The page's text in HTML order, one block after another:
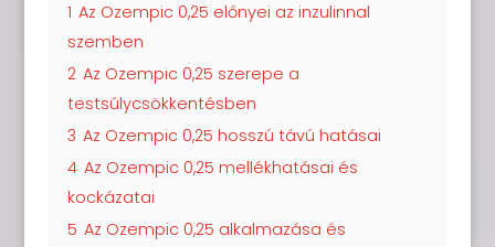
1 Az Ozempic 0,25 előnyei az inzulinnal
szemben
2 Az Ozempic 0,25 szerepe a
testsúlycsökkentésben
3 Az Ozempic 0,25 hosszú távú hatásai
4 Az Ozempic 0,25 mellékhatásai és
kockázatai
5 Az Ozempic 0,25 alkalmazása és